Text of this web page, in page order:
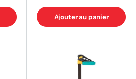
Ajouter au panier